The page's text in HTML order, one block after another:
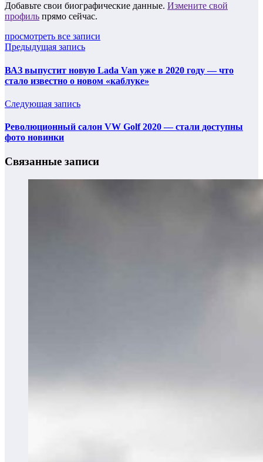
Добавьте свои биографические данные. Измените свой
профиль прямо сейчас.
просмотреть все записи
Предыдущая запись
ВАЗ выпустит новую Lada Van уже в 2020 году — что
стало известно о новом «каблуке»
Следующая запись
Революционный салон VW Golf 2020 — стали доступны
фото новинки
Связанные записи